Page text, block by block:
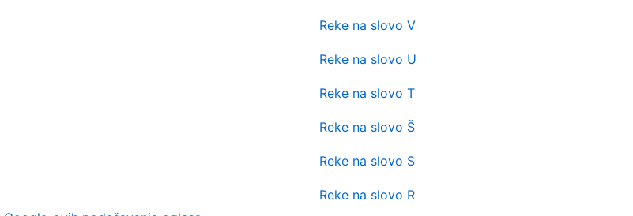
Reke na slovo V
Reke na slovo U
Reke na slovo T
Reke na slovo Š
Reke na slovo S
Reke na slovo R